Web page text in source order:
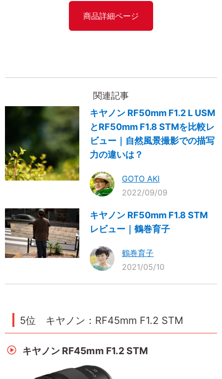
商品詳細ページ
関連記事
キヤノン RF50mm F1.2 L USM
とRF50mm F1.8 STMを比較レ
ビュー｜自然風景撮影での描写
力の違いは？
GOTO AKI
2022/09/09
キヤノン RF50mm F1.8 STM
レビュー｜鶴巻育子
鶴巻育子
2021/05/10
5位 キヤノン：RF45mm F1.2 STM
キヤノン RF45mm F1.2 STM